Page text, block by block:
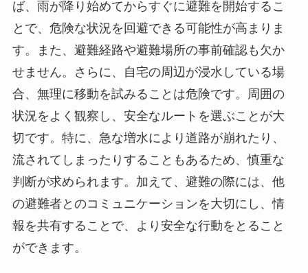
ば、雨が降り始めてからすぐに避難を開始するこ
とで、危険な状況を回避できる可能性が高まりま
す。また、避難経路や避難場所の事前確認も欠か
せません。さらに、自宅の周辺が浸水している場
合、無理に移動を試みることは危険です。周囲の
状況をよく観察し、安全なルートを選ぶことが大
切です。特に、急な増水により道路が崩れたり、
流されてしまったりすることもあるため、慎重な
判断が求められます。加えて、避難の際には、他
の避難者とのコミュニケーションを大切にし、情
報を共有することで、より安全な行動をとること
ができます。